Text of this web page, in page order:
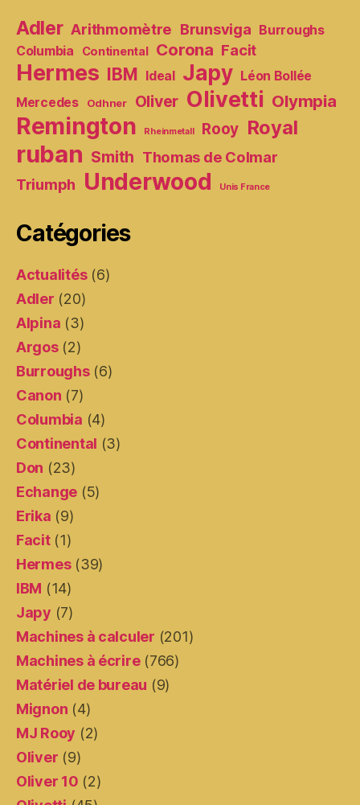
Adler Arithmomètre Brunsviga Burroughs
Columbia
Continental Corona Facit
Hermes IBM Ideal Japy Léon Bollée
Mercedes
Odhner Oliver Olivetti Olympia
Remington Rheinmetall Rooy Royal
ruban Smith Thomas de Colmar
Triumph Underwood Unis France
Catégories
Actualités(6)
Adler (20)
Alpina (3)
Argos(2)
Burroughs(6)
Canon (7)
Columbia (4)
Continental (3)
Don (23)
Echange (5)
Erika (9)
Facit(1)
Hermes(39)
IBM (14)
Japy (7)
Machines à calculer (201)
Machines à écrire(766)
Matériel de bureau (9)
Mignon (4)
MJ Rooy (2)
Oliver (9)
Oliver 10 (2)